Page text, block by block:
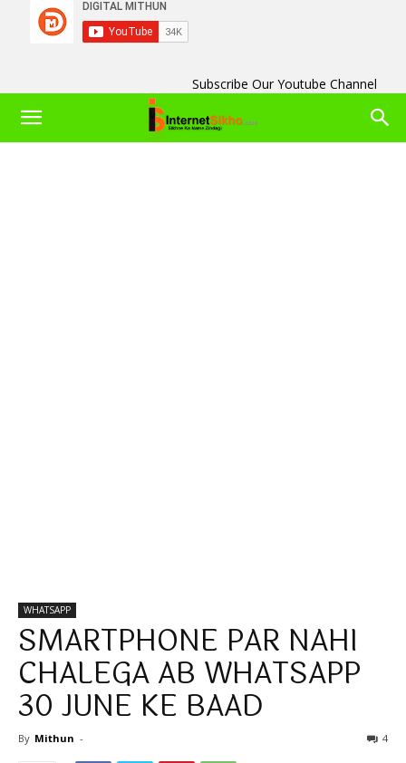
Subscribe Our Youtube Channel
WHATSAPP
SMARTPHONE PAR NAHI
CHALEGA AB WHATSAPP
30 JUNE KE BAAD
By Mithun - 4